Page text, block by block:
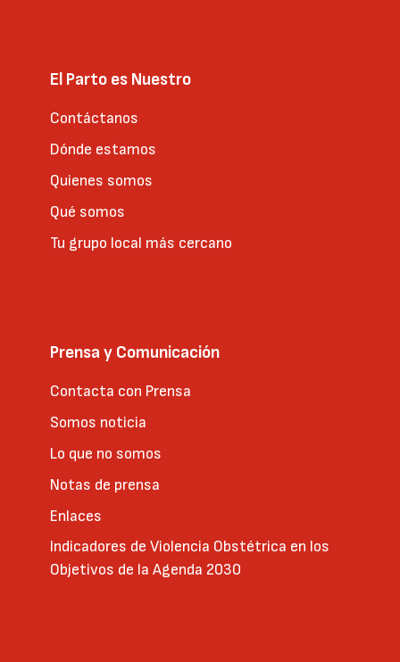
El Parto es Nuestro
Contáctanos
Dónde estamos
Quienes somos
Qué somos
Tu grupo local más cercano
Prensa y Comunicación
Contacta con Prensa
Somos noticia
Lo que no somos
Notas de prensa
Enlaces
Indicadores de Violencia Obstétrica en los
Objetivos de la Agenda 2030